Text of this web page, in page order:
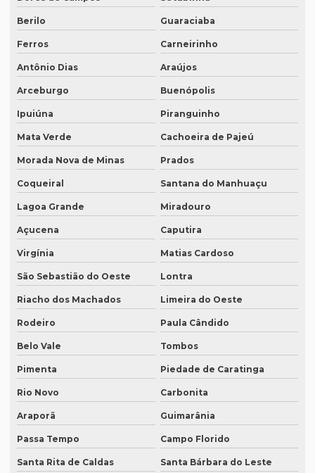
Qual a diferença entre tradução simples para tradução
juramentada?
Qual é a melhor empresa de tradução em SP?
Qual é o preço da tradução simultânea?
Qual o preço de uma tradução juramentada italiano?
Qual o valor da tradução juramentada
Qual é o valor de um artigo científico
Quando eu preciso de uma tradução juramentada?
Quanto custa a diária tradução simultânea
Quanto custa a diária de um intérprete simultâneo
Quanto custa equipamento de tradução simultânea
Quanto custa para fazer uma tradução juramentada
Quanto custa tradução juramentada alemão
Quanto custa tradução juramentada espanhol
Quanto custa tradução juramentada ingles
Quanto custa tradução para o inglês
Berilo Guaraciaba
Ferros Carneirinho
Antônio Dias Araújos
Arceburgo Buenópolis
Ipuiúna Piranguinho
Mata Verde Cachoeira de Pajeú
Morada Nova de Minas Prados
Coqueiral Santana do Manhuaçu
Lagoa Grande Miradouro
Açucena Caputira
Virgínia Matias Cardoso
São Sebastião do Oeste Lontra
Riacho dos Machados Limeira do Oeste
Rodeiro Paula Cândido
Belo Vale Tombos
Pimenta Piedade de Caratinga
Rio Novo Carbonita
Araporã Guimarânia
Passa Tempo Campo Florido
Santa Rita de Caldas Santa Bárbara do Leste